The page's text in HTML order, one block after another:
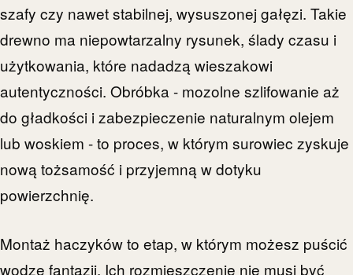
szafy czy nawet stabilnej, wysuszonej gałęzi. Takie
drewno ma niepowtarzalny rysunek, ślady czasu i
użytkowania, które nadadzą wieszakowi
autentyczności. Obróbka - mozolne szlifowanie aż
do gładkości i zabezpieczenie naturalnym olejem
lub woskiem - to proces, w którym surowiec zyskuje
nową tożsamość i przyjemną w dotyku
powierzchnię.
Montaż haczyków to etap, w którym możesz puścić
wodze fantazji. Ich rozmieszczenie nie musi być